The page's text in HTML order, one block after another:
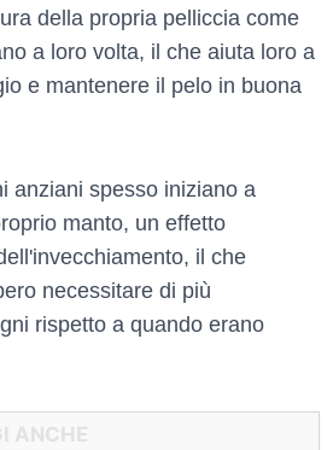
della propria pelliccia come
a loro volta, il che aiuta loro a
e mantenere il pelo in buona
anziani spesso iniziano a
manto, un effetto
il che
necessitare di più
rispetto a quando erano